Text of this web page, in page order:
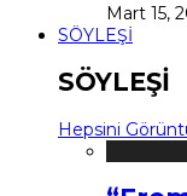
Mart 15,
SÖYLEŞİ
SÖYLEŞİ
Hepsini